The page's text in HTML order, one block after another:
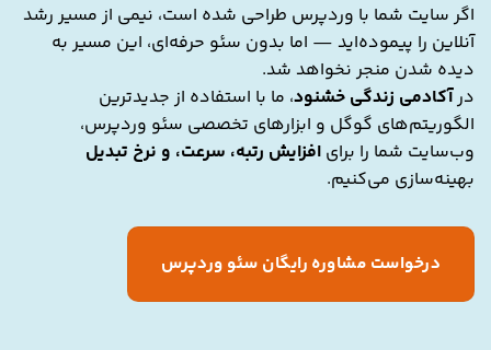
اگر سایت شما با وردپرس طراحی شده است، نیمی از مسیر رشد
آنلاین را پیموده‌اید — اما بدون سئو حرفه‌ای، این مسیر به
دیده شدن منجر نخواهد شد.
درآکادمی زندگی خشنود، ما با استفاده از جدیدترین
الگوریتم‌های گوگل و ابزارهای تخصصی سئو وردپرس،
وب‌سایت شما را برای افزایش رتبه، سرعت، و نرخ تبدیل
بهینه‌سازی می‌کنیم.
درخواست مشاوره رایگان سئو وردپرس